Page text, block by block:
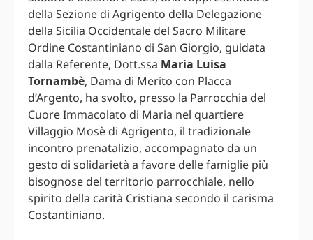
della Sezione di Agrigento della Delegazione
della Sicilia Occidentale del Sacro Militare
Ordine Costantiniano di San Giorgio, guidata
dalla Referente, Dott.ssa Maria Luisa
Tornambè, Dama di Merito con Placca
d’Argento, ha svolto, presso la Parrocchia del
Cuore Immacolato di Maria nel quartiere
Villaggio Mosè di Agrigento, il tradizionale
incontro prenatalizio, accompagnato da un
gesto di solidarietà a favore delle famiglie più
bisognose del territorio parrocchiale, nello
spirito della carità Cristiana secondo il carisma
Costantiniano.